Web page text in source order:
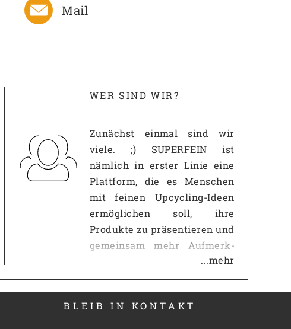
Mail
WER SIND WIR?
Zunächst einmal sind wir
viele. ;) SUPERFEIN ist
nämlich in erster Linie eine
Plattform, die es Menschen
mit feinen Upcycling-Ideen
ermöglichen soll, ihre
Produkte zu präsentieren und
gemeinsam mehr Auf­merk­
samkeit zu erzeugen, als es
mit einem eigenen
Internetauftritt jemals
möglich wäre. Gerade gegen
...mehr
BLEIB IN KONTAKT